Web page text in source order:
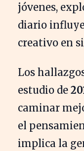
jóvenes,
diario
creativo en
Los
estudio de
caminar
el
implica la